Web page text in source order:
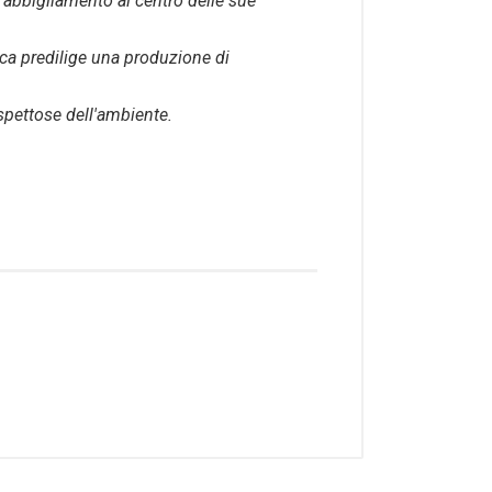
predilige una produzione di
dell'ambiente.